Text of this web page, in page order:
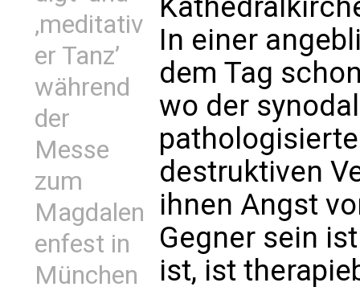
‚meditativ
er Tanz’
während
der
Messe
zum
Magdalen
enfest in
München
In einer
dem Tag
wo der
destruktiven
ihnen Angst
Gegner sein
ist, ist